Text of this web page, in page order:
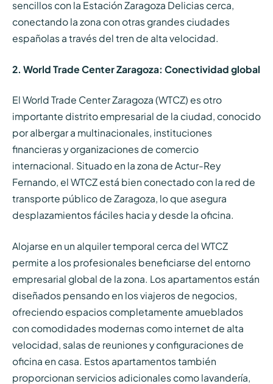
sencillos con la Estación Zaragoza Delicias cerca,
conectando la zona con otras grandes ciudades
españolas a través del tren de alta velocidad.
2. World Trade Center Zaragoza: Conectividad global
El World Trade Center Zaragoza (WTCZ) es otro
importante distrito empresarial de la ciudad, conocido
por albergar a multinacionales, instituciones
financieras y organizaciones de comercio
internacional. Situado en la zona de Actur-Rey
Fernando, el WTCZ está bien conectado con la red de
transporte público de Zaragoza, lo que asegura
desplazamientos fáciles hacia y desde la oficina.
Alojarse en un alquiler temporal cerca del WTCZ
permite a los profesionales beneficiarse del entorno
empresarial global de la zona. Los apartamentos están
diseñados pensando en los viajeros de negocios,
ofreciendo espacios completamente amueblados
con comodidades modernas como internet de alta
velocidad, salas de reuniones y configuraciones de
oficina en casa. Estos apartamentos también
proporcionan servicios adicionales como lavandería,